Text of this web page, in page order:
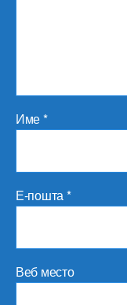
Име*
Е-пошта*
Веб место